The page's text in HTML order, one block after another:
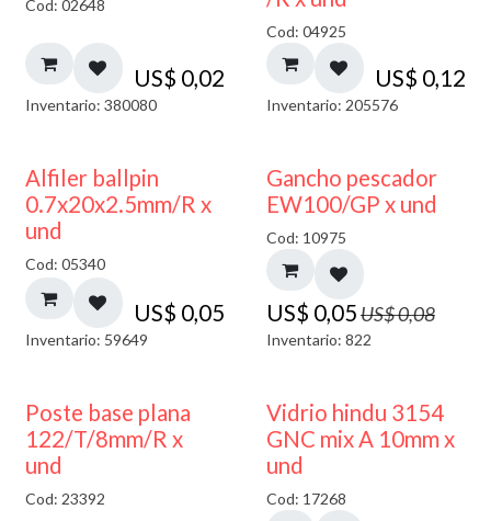
Cod: 02648
US$ 0,02
Inventario: 380080
Cod: 04925
US$ 0,12
Inventario: 205576
Alfiler ballpin
0.7x20x2.5mm/R x
und
Cod: 05340
US$ 0,05
Inventario: 59649
40% DESCUENTO
Gancho pescador
EW100/GP x und
Cod: 10975
US$ 0,05US$0,08
Inventario: 822
Poste base plana
122/T/8mm/R x
und
Cod: 23392 40% DESCUENTO
Vidrio hindu 3154
GNC mix A 10mm x
und
Cod: 17268